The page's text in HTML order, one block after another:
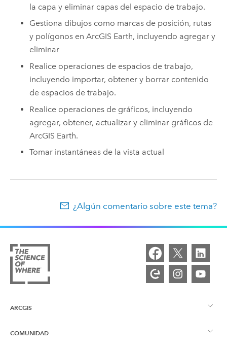
la capa y eliminar capas del espacio de trabajo.
Gestiona dibujos como marcas de posición, rutas
y polígonos enArcGIS Earth, incluyendo agregar y
eliminar
Realice operaciones de espacios de trabajo,
incluyendo importar, obtener y borrar contenido
de espacios de trabajo.
Realice operaciones de gráficos, incluyendo
agregar, obtener, actualizar y eliminar gráficos de
ArcGIS Earth.
Tomar instantáneas de la vista actual
¿Algún comentario sobre este tema?
ARCGIS
Descripción general de ArcGIS
COMUNIDAD